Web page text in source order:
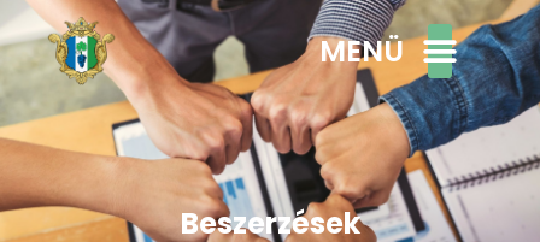
MENÜ
Beszerzések